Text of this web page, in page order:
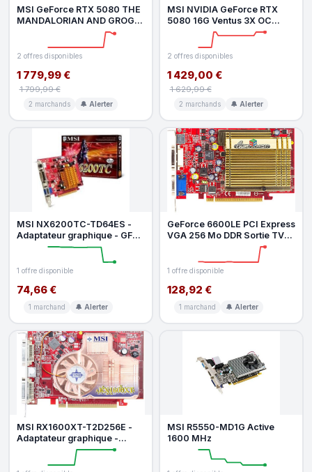
MSI GeForce RTX 5080 THE
MANDALORIAN AND GROGU
2 offres disponibles
1 779,99 €
1 799,99 €
2 marchands 🔔 Alerter
MSI NVIDIA GeForce RTX
5080 16G Ventus 3X OC
Black Carte Graphique
2 offres disponibles
1 429,00 €
1 629,99 €
2 marchands 🔔 Alerter
MSI NX6200TC-TD64ES -
Adaptateur graphique - GF
6200 TurboCache prenant
1 offre disponible
74,66 €
1 marchand 🔔 Alerter
GeForce 6600LE PCI Express
VGA 256 Mo DDR Sortie TV
1 offre disponible
128,92 €
1 marchand 🔔 Alerter
MSI RX1600XT-T2D256E -
Adaptateur graphique -
Radeon X1600 XT - PCI
MSI R5550-MD1G Active
1600 MHz